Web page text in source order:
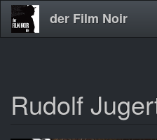
Direkt
zum
der Film Noir
Rudolf